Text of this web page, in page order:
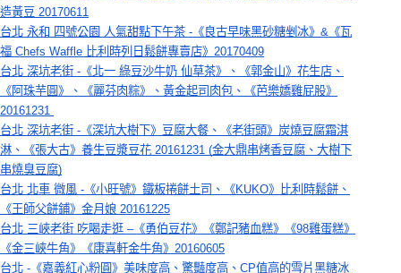
造黃豆 20170611
台北 永和 四號公園 人氣甜點下午茶 -《良古早味黑砂糖剉冰》&《瓦
福 Chefs Waffle 比利時列日鬆餅專賣店》20170409
台北 深坑老街 -《北一 綠豆沙牛奶 仙草茶》、《郭金山》花生店、
《阿珠芋圓》、《麗芬肉粽》、黃金起司肉包、《芭樂嬌雞屁股》
20161231
台北 深坑老街 -《深坑大樹下》豆腐大餐、《老街頭》炭燒豆腐霜淇
淋、《張大古》養生豆漿豆花 20161231 (金大鼎串烤香豆腐、大樹下
串燒臭豆腐)
台北 北車 微風 -《小旺號》鐵板捲餅土司、《KUKO》比利時鬆餅、
《王師父餅鋪》金月娘 20161225
台北 三峽老街 吃喝走逛 –《勇伯豆花》《鄭記豬血糕》《98雞蛋糕》
《金三峽牛角》《康喜軒金牛角》20160605
台北 -《嘉義紅心粉圓》美味度高、驚豔度高、CP值高的雪片黑糖冰